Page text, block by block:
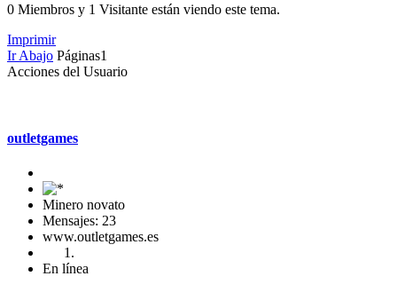
0 Miembros y 1 Visitante están viendo este tema.
Imprimir
Ir Abajo Páginas1
Acciones del Usuario
outletgames
Minero novato
Mensajes: 23
www.outletgames.es
En línea